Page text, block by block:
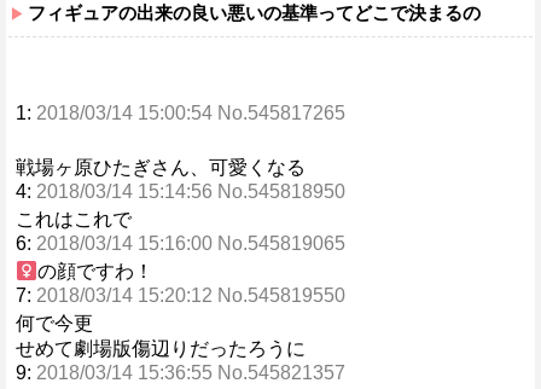
フィギュアの出来の良い悪いの基準ってどこで決まるの
1: 2018/03/14 15:00:54 No.545817265
戦場ヶ原ひたぎさん、可愛くなる
4: 2018/03/14 15:14:56 No.545818950
これはこれで
6: 2018/03/14 15:16:00 No.545819065
の顔ですわ！
7: 2018/03/14 15:20:12 No.545819550
何で今更
せめて劇場版傷辺りだったろうに
9: 2018/03/14 15:36:55 No.545821357